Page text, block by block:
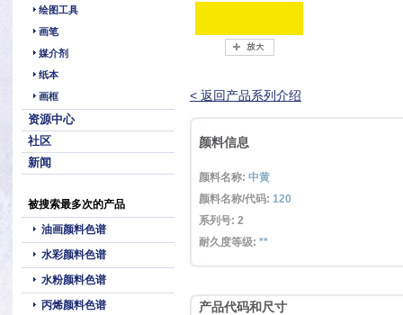
绘图工具
画笔
媒介剂
纸本
画框
资源中心
社区
新闻
被搜索最多次的产品
油画颜料色谱
水彩颜料色谱
水粉颜料色谱
丙烯颜料色谱
< 返回产品系列介绍
颜料信息
颜料名称: 中黄
颜料名称/代码: 120
系列号: 2
耐久度等级: **
产品代码和尺寸